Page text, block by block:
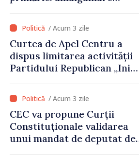
stimulente de peste 28 de
milioane de lei oferite de
Guvern
/ Acum 3 zile
Curtea de Apel Centru a
dispus limitarea activității
Partidului Republican „Inima
/ Acum 3 zile
CEC va propune Curții
Constituționale validarea
unui mandat de deputat de